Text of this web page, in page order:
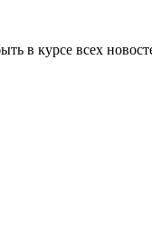
в курсе всех